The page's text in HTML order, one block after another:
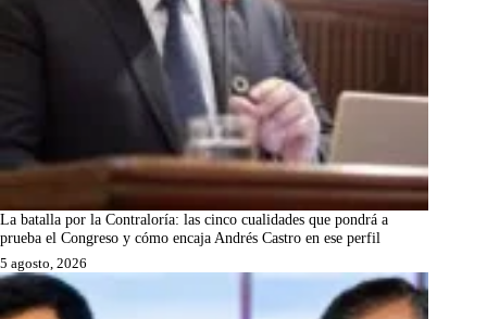
La batalla por la Contraloría: las cinco cualidades que pondrá a
prueba el Congreso y cómo encaja Andrés Castro en ese perfil
5 agosto, 2026